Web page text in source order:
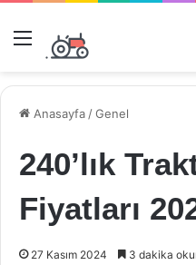
Menü
Anasayfa /Genel
240’lık
Fiyatları
27 Kasım 2024 3 dakika